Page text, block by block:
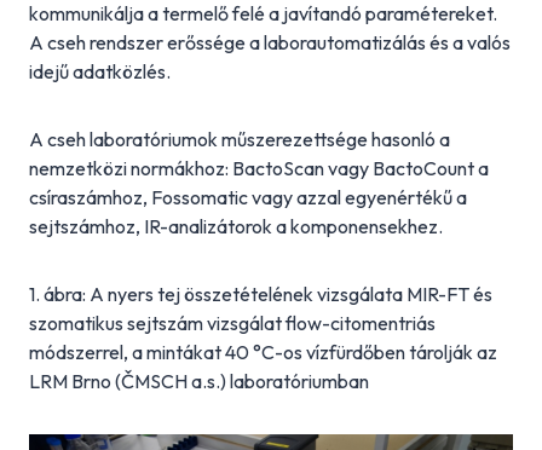
kommunikálja a termelő felé a javítandó paramétereket.
A cseh rendszer erőssége a laborautomatizálás és a valós
idejű adatközlés.
A cseh laboratóriumok műszerezettsége hasonló a
nemzetközi normákhoz: BactoScan vagy BactoCount a
csíraszámhoz, Fossomatic vagy azzal egyenértékű a
sejtszámhoz, IR-analizátorok a komponensekhez.
1. ábra: A nyers tej összetételének vizsgálata MIR-FT és
szomatikus sejtszám vizsgálat flow-citomentriás
módszerrel, a mintákat 40 °C-os vízfürdőben tárolják az
LRM Brno (ČMSCH a.s.) laboratóriumban